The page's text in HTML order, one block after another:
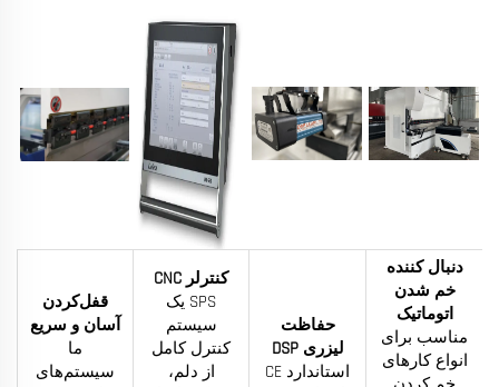
دنبال کننده
خم شدن
اتوماتیک
مناسب برای
انواع کارهای
حفاظت
لیزری DSP
استاندارد CE
کنترلر CNC
SPS یک
سیستم
کنترل کامل
از دلم،
قفل‌کردن
آسان و سریع
ما
سیستم‌های